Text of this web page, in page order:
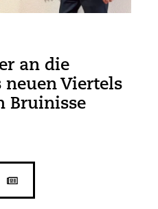
an die
neuen Viertels
Bruinisse